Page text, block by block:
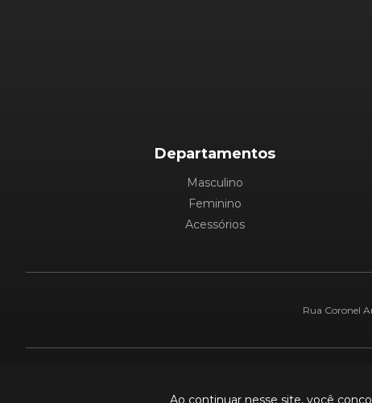
Ao continuar nesse site, você
Departamentos
Masculino
Feminino
Acessórios
Rua Coronel